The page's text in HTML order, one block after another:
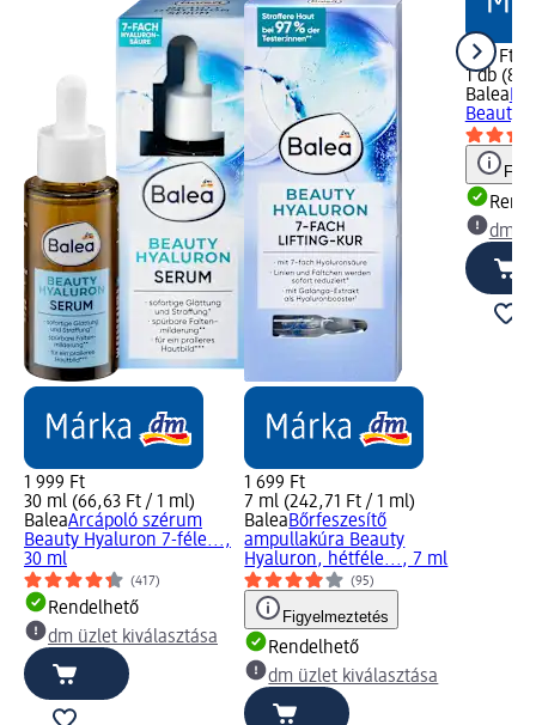
1 999 Ft
30 ml (66,63 Ft / 1 ml)
BaleaArcápoló szérum
Beauty Hyaluron 7-féle...,
30 ml
(417)
Rendelhető
dm üzlet kiválasztása
1 699 Ft
7 ml (242,71 Ft / 1 ml)
BaleaBőrfeszesítő
ampullakúra Beauty
Hyaluron, hétféle..., 7 ml
(95)
Figyelmeztetés
Rendelhető
dm üzlet kiválasztása
899 Ft
1 db
Balea
Beauty
dm